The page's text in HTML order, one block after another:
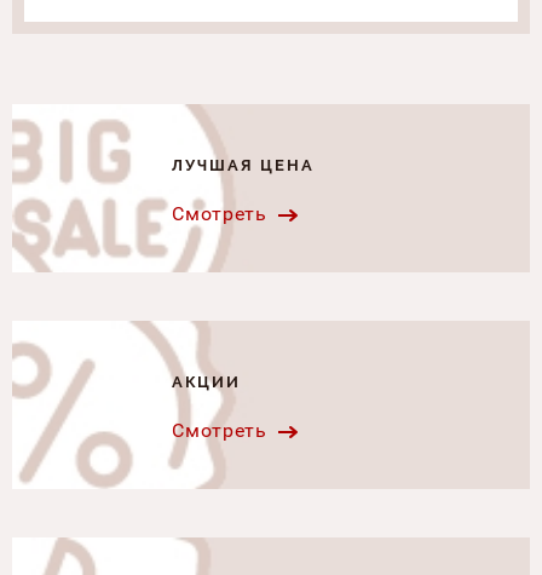
ЛУЧШАЯ ЦЕНА
Смотреть
АКЦИИ
Смотреть